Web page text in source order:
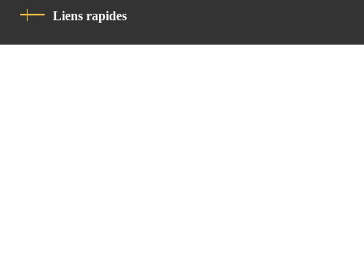
Liens rapides